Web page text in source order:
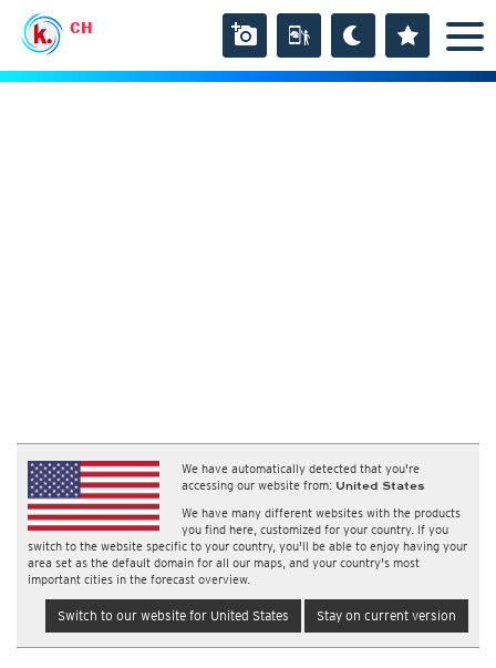
CH
We have automatically detected that you're
accessing our website from: United States
We have many different websites with the products
you find here, customized for your country. If you
switch to the website specific to your country, you'll be able to enjoy having your
area set as the default domain for all our maps, and your country's most
important cities in the forecast overview.
Switch to our website for United States Stay on current version